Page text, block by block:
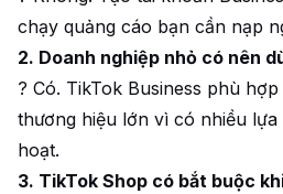
chạy quảng cáo bạn cần nạp
2. Doanh nghiệp nhỏ có nên
? Có. TikTok Business phù
thương hiệu lớn vì có nhiều
hoạt.
3. TikTok Shop có bắt buộc